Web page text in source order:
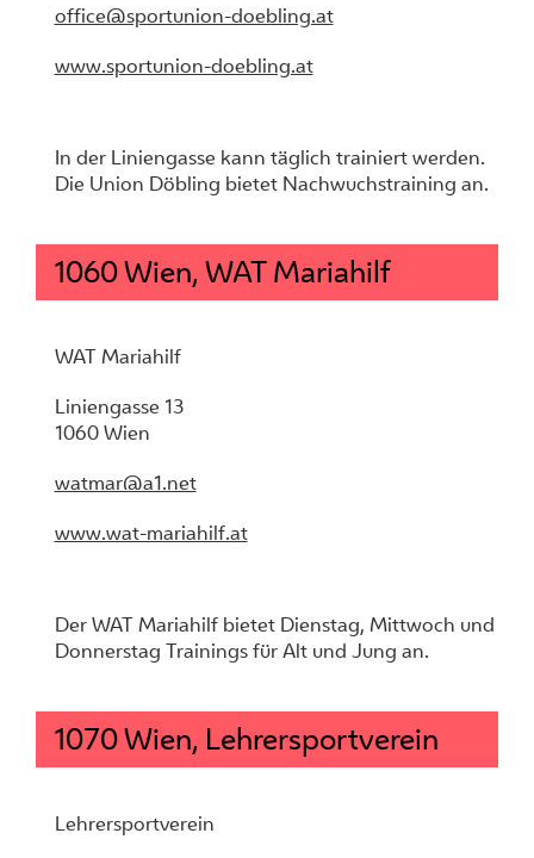
office@sportunion-doebling.at
www.sportunion-doebling.at
In der Liniengasse kann täglich trainiert werden.
Die Union Döbling bietet Nachwuchstraining an.
1060 Wien, WAT Mariahilf
WAT Mariahilf
Liniengasse 13
1060 Wien
watmar@a1.net
www.wat-mariahilf.at
Der WAT Mariahilf bietet Dienstag, Mittwoch und
Donnerstag Trainings für Alt und Jung an.
1070 Wien, Lehrersportverein
Lehrersportverein